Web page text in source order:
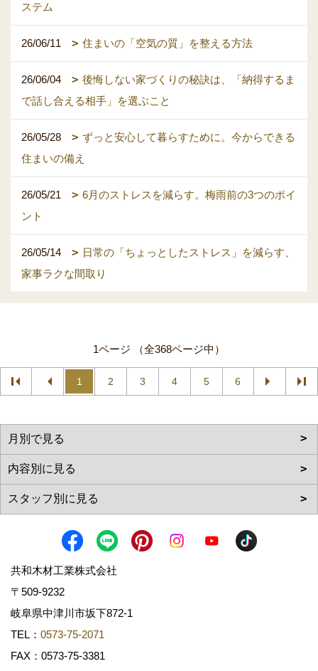
ステム
26/06/11 住まいの「空気の質」を整える方法
26/06/04
後悔しない家づくりの秘訣は、「納得するま
で話し合える相手」を選ぶこと
26/05/28
ずっと安心して暮らすために。今からできる
住まいの備え
26/05/21
6月のストレスを減らす。梅雨前の3つのポイ
ント
26/05/14
日常の「ちょっとしたストレス」を減らす、
家事ラクな間取り
1ページ （全368ページ中）
1 2 3 4 5 6
共和木材工業株式会社
〒509-9232
岐阜県中津川市坂下872‐1
TEL： 0573-75-2071
FAX：0573-75-3381